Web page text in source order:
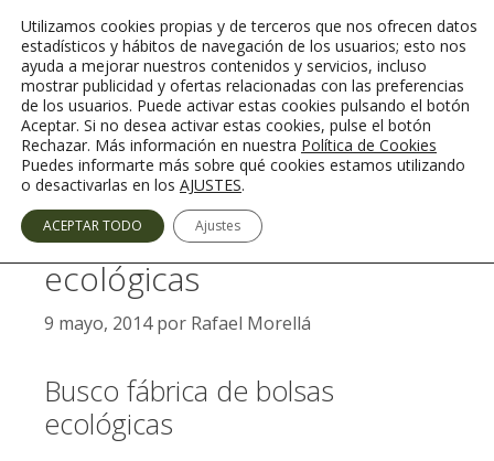
contenido
Menú
Busco fábrica de bolsas
ecológicas
9 mayo, 2014 por Rafael Morellá
Busco fábrica de bolsas
ecológicas
Utilizamos cookies propias y de terceros que nos ofrecen datos
estadísticos y hábitos de navegación de los usuarios; esto nos
ayuda a mejorar nuestros contenidos y servicios, incluso
mostrar publicidad y ofertas relacionadas con las preferencias
de los usuarios. Puede activar estas cookies pulsando el botón
Aceptar. Si no desea activar estas cookies, pulse el botón
Rechazar. Más información en nuestra Política de Cookies
Puedes informarte más sobre qué cookies estamos utilizando
o desactivarlas en los AJUSTES.
ACEPTAR TODO Ajustes